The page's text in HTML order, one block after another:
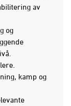
av
og
kamp og